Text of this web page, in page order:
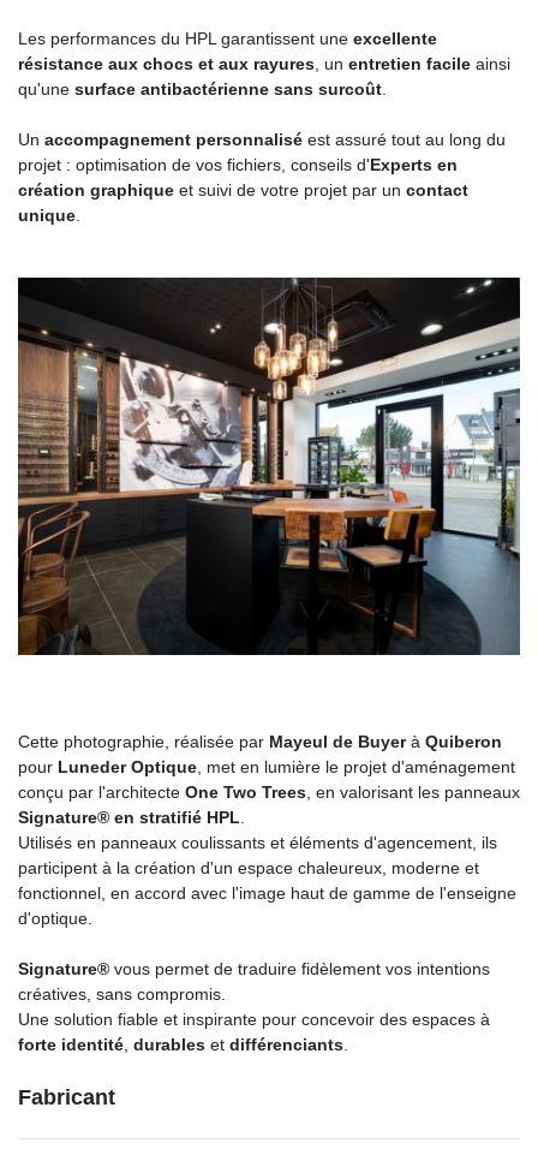
Les performances du HPL garantissent une excellente
résistance aux chocs et aux rayures, un entretien facile ainsi
qu'une surface antibactérienne sans surcoût.
Un accompagnement personnalisé est assuré tout au long du
projet : optimisation de vos fichiers, conseils d'Experts en
création graphique et suivi de votre projet par un contact
unique.
Cette photographie, réalisée par Mayeul de Buyerà Quiberon
pour Luneder Optique, met en lumière le projet d'aménagement
conçu par l'architecte One Two Trees, en valorisant les panneaux
Signature® en stratifié HPL.
Utilisés en panneaux coulissants et éléments d'agencement, ils
participent à la création d'un espace chaleureux, moderne et
fonctionnel, en accord avec l'image haut de gamme de l'enseigne
d'optique.
Signature® vous permet de traduire fidèlement vos intentions
créatives, sans compromis.
Une solution fiable et inspirante pour concevoir des espaces à
forte identité, durables et différenciants.
Fabricant